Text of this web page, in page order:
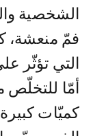
الشخصية
فمّ منعشة،
التي تؤثّر
أمّا
كميّات